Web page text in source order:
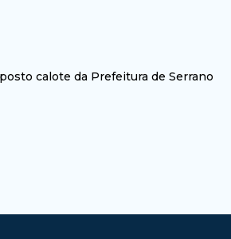
calote da Prefeitura de Serrano